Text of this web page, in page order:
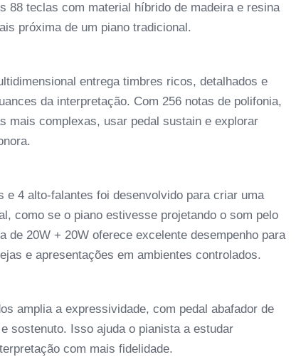
88 teclas com material híbrido de madeira e resina
próxima de um piano tradicional.
entrega timbres ricos, detalhados e
da interpretação. Com 256 notas de polifonia,
mais complexas, usar pedal sustain e explorar
e 4 alto-falantes foi desenvolvido para criar uma
como se o piano estivesse projetando o som pelo
de 20W + 20W oferece excelente desempenho para
e apresentações em ambientes controlados.
amplia a expressividade, com pedal abafador de
sostenuto. Isso ajuda o pianista a estudar
com mais fidelidade.